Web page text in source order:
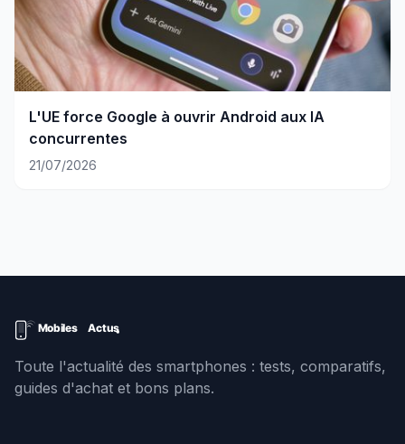
L'UE force Google à ouvrir Android aux IA
concurrentes
21/07/2026
Toute l'actualité des smartphones : tests, comparatifs,
guides d'achat et bons plans.